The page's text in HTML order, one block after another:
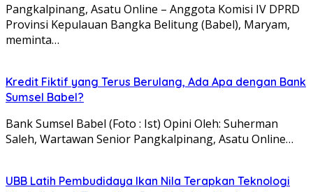
Pangkalpinang, Asatu Online – Anggota Komisi IV DPRD
Provinsi Kepulauan Bangka Belitung (Babel), Maryam,
meminta…
Kredit Fiktif yang Terus Berulang, Ada Apa dengan Bank
Sumsel Babel?
Bank Sumsel Babel (Foto : Ist) Opini Oleh: Suherman
Saleh, Wartawan Senior Pangkalpinang, Asatu Online…
UBB Latih Pembudidaya Ikan Nila Terapkan Teknologi